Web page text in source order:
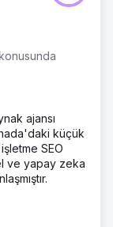
önce hiç dijital
bir dönüm
bile organik
ajansı
küçük
SEO
ve yapay zeka